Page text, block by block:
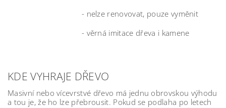
- nelze renovovat, pouze vyměnit
- věrná imitace dřeva i kamene
KDE VYHRAJE DŘEVO
Masivní nebo vícevrstvé dřevo má jednu obrovskou výhodu
a tou je, že ho lze přebrousit. Pokud se podlaha po letech